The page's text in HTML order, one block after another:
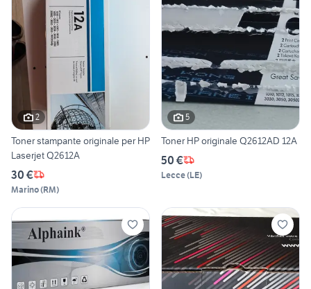
2
Toner stampante originale per HP
Laserjet Q2612A
30 €
Marino(RM)
5
Toner HP originale Q2612AD 12A
50 €
Lecce(LE)